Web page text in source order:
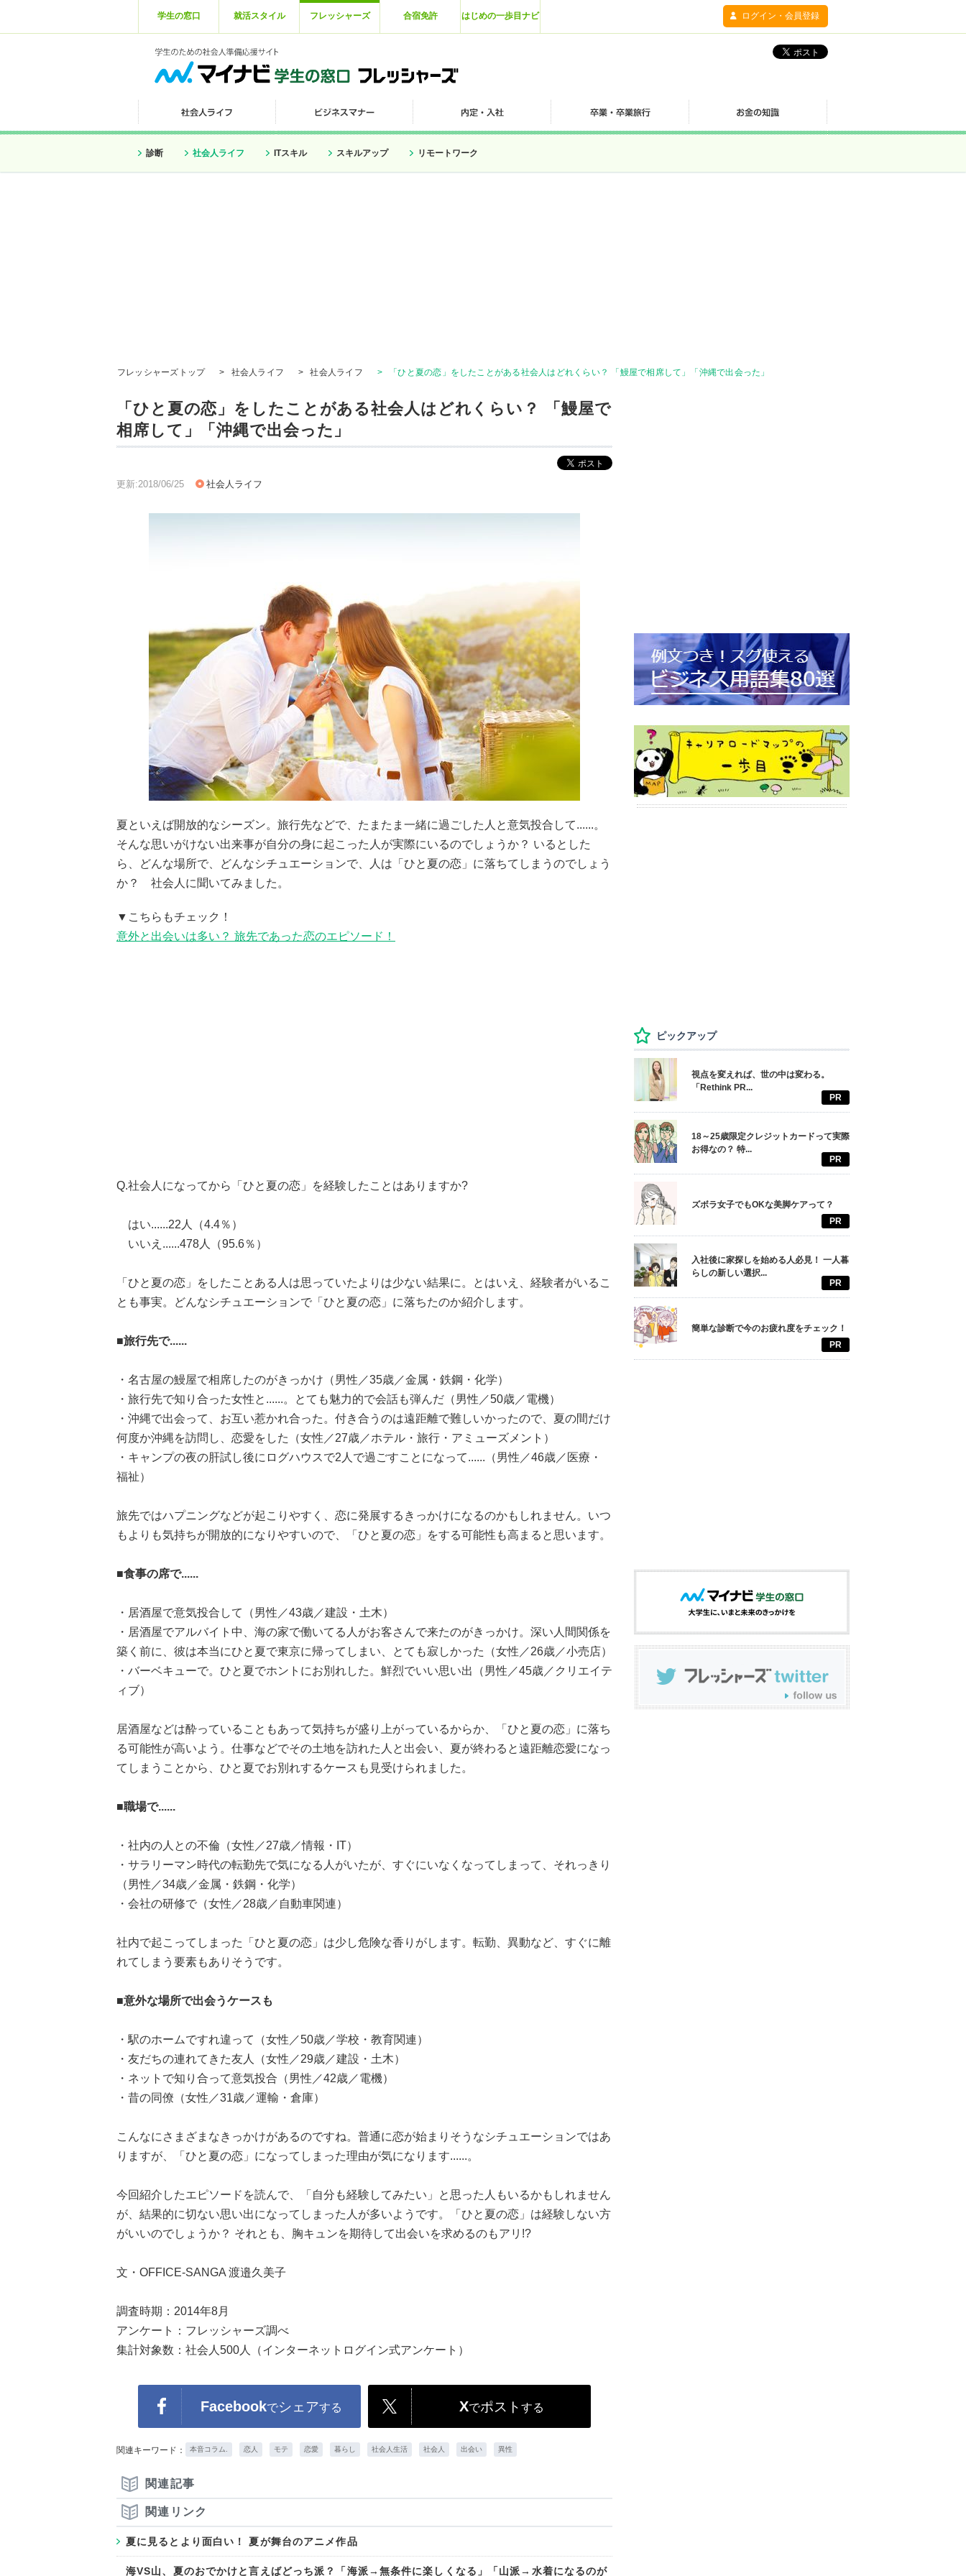
学生の窓口 就活スタイル フレッシャーズ 合宿免許 はじめの一歩目ナビ ログイン・会員登録
診断 社会人ライフ ITスキル スキルアップ リモートワーク
フレッシャーズトップ > 社会人ライフ > 社会人ライフ > 「ひと夏の恋」をしたことがある社会人はどれくらい？ 「鰻屋で相席して」「沖縄で出会った」
「ひと夏の恋」をしたことがある社会人はどれくらい？ 「鰻屋で
相席して」「沖縄で出会った」
更新:2018/06/25 社会人ライフ
夏といえば開放的なシーズン。旅行先などで、たまたま一緒に過ごした人と意気投合して......。
そんな思いがけない出来事が自分の身に起こった人が実際にいるのでしょうか？ いるとした
ら、どんな場所で、どんなシチュエーションで、人は「ひと夏の恋」に落ちてしまうのでしょう
か？ 社会人に聞いてみました。
▼こちらもチェック！
意外と出会いは多い？ 旅先であった恋のエピソード！
Q.社会人になってから「ひと夏の恋」を経験したことはありますか?
はい......22人（4.4％）
いいえ......478人（95.6％）
「ひと夏の恋」をしたことある人は思っていたよりは少ない結果に。とはいえ、経験者がいるこ
とも事実。どんなシチュエーションで「ひと夏の恋」に落ちたのか紹介します。
■旅行先で......
・名古屋の鰻屋で相席したのがきっかけ（男性／35歳／金属・鉄鋼・化学）
・旅行先で知り合った女性と......。とても魅力的で会話も弾んだ（男性／50歳／電機）
・沖縄で出会って、お互い惹かれ合った。付き合うのは遠距離で難しいかったので、夏の間だけ
何度か沖縄を訪問し、恋愛をした（女性／27歳／ホテル・旅行・アミューズメント）
・キャンプの夜の肝試し後にログハウスで2人で過ごすことになって......（男性／46歳／医療・
福祉）
旅先ではハプニングなどが起こりやすく、恋に発展するきっかけになるのかもしれません。いつ
もよりも気持ちが開放的になりやすいので、「ひと夏の恋」をする可能性も高まると思います。
■食事の席で......
・居酒屋で意気投合して（男性／43歳／建設・土木）
・居酒屋でアルバイト中、海の家で働いてる人がお客さんで来たのがきっかけ。深い人間関係を
築く前に、彼は本当にひと夏で東京に帰ってしまい、とても寂しかった（女性／26歳／小売店）
・バーベキューで。ひと夏でホントにお別れした。鮮烈でいい思い出（男性／45歳／クリエイテ
ィブ）
居酒屋などは酔っていることもあって気持ちが盛り上がっているからか、「ひと夏の恋」に落ち
る可能性が高いよう。仕事などでその土地を訪れた人と出会い、夏が終わると遠距離恋愛になっ
てしまうことから、ひと夏でお別れするケースも見受けられました。
■職場で......
・社内の人との不倫（女性／27歳／情報・IT）
・サラリーマン時代の転勤先で気になる人がいたが、すぐにいなくなってしまって、それっきり
（男性／34歳／金属・鉄鋼・化学）
・会社の研修で（女性／28歳／自動車関連）
社内で起こってしまった「ひと夏の恋」は少し危険な香りがします。転勤、異動など、すぐに離
れてしまう要素もありそうです。
■意外な場所で出会うケースも
・駅のホームですれ違って（女性／50歳／学校・教育関連）
・友だちの連れてきた友人（女性／29歳／建設・土木）
・ネットで知り合って意気投合（男性／42歳／電機）
・昔の同僚（女性／31歳／運輸・倉庫）
こんなにさまざまなきっかけがあるのですね。普通に恋が始まりそうなシチュエーションではあ
りますが、「ひと夏の恋」になってしまった理由が気になります......。
今回紹介したエピソードを読んで、「自分も経験してみたい」と思った人もいるかもしれません
が、結果的に切ない思い出になってしまった人が多いようです。「ひと夏の恋」は経験しない方
がいいのでしょうか？ それとも、胸キュンを期待して出会いを求めるのもアリ!?
文・OFFICE-SANGA 渡邉久美子
調査時期：2014年8月
アンケート：フレッシャーズ調べ
集計対象数：社会人500人（インターネットログイン式アンケート）
Facebookでシェアする Xでポスト する
関連キーワード： 本音コラム. 恋人 モテ 恋愛 暮らし 社会人生活 社会人 出会い 異性
関連記事
関連リンク
夏に見るとより面白い！ 夏が舞台のアニメ作品
海VS山、夏のおでかけと言えばどっち派？「海派→無条件に楽しくなる」「山派→水着になるのが
ピックアップ
視点を変えれば、世の中は変わる。
「Rethink PR...
PR
18～25歳限定クレジットカードって実際
お得なの？ 特...
PR
ズボラ女子でもOKな美脚ケアって？
PR
入社後に家探しを始める人必見！ 一人暮
らしの新しい選択...
PR
簡単な診断で今のお疲れ度をチェック！
PR